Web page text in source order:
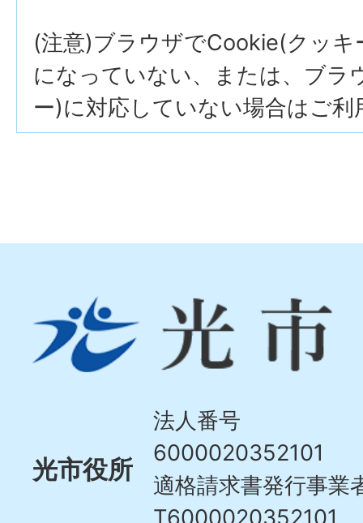
(注意)ブラウザでCookie(クッキ
になっていない、または、ブラ
ー)に対応していない場合はご利
市
Hikari
光市役所
法人番号
6000020352101
適格請求書発行事業
T6000020352101